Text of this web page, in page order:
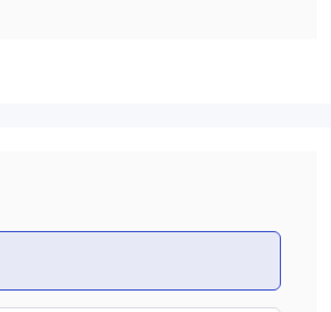
种投资产品。这些产品包括
共同基金和ETF